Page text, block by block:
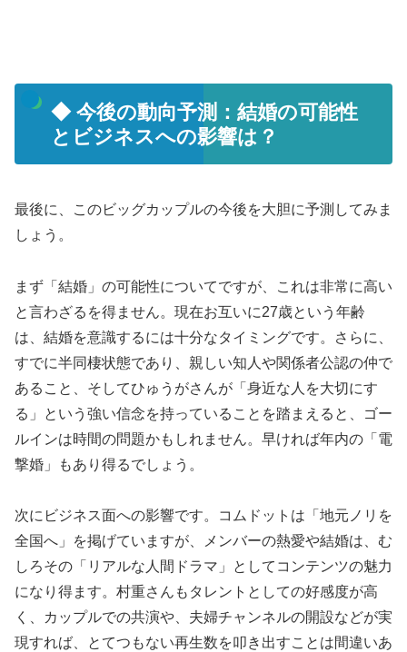
◆ 今後の動向予測：結婚の可能性
とビジネスへの影響は？
最後に、このビッグカップルの今後を大胆に予測してみま
しょう。
まず「結婚」の可能性についてですが、これは非常に高い
と言わざるを得ません。現在お互いに27歳という年齢
は、結婚を意識するには十分なタイミングです。さらに、
すでに半同棲状態であり、親しい知人や関係者公認の仲で
あること、そしてひゅうがさんが「身近な人を大切にす
る」という強い信念を持っていることを踏まえると、ゴー
ルインは時間の問題かもしれません。早ければ年内の「電
撃婚」もあり得るでしょう。
次にビジネス面への影響です。コムドットは「地元ノリを
全国へ」を掲げていますが、メンバーの熱愛や結婚は、む
しろその「リアルな人間ドラマ」としてコンテンツの魅力
になり得ます。村重さんもタレントとしての好感度が高
く、カップルでの共演や、夫婦チャンネルの開設などが実
現すれば、とてつもない再生数を叩き出すことは間違いあ